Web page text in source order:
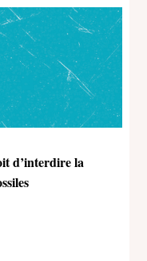
d’interdire la